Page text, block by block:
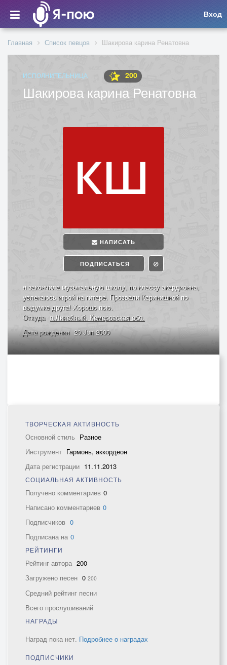
Вход
Главная Список певцов Шакирова карина Ренатовна
ИСПОЛНИТЕЛЬНИЦА 200
Шакирова карина Ренатовна
НАПИСАТЬ
ПОДПИСАТЬСЯ
я закончила музыкальную школу, по классу акардионна,
увлекаюсь игрой на гитаре. Прозвали Каринишной по
выдумке друга! Хорошо пою.
Откуда п.Линейный. Кемеровская обл.
Дата рождения 20 Jun 2000
ТВОРЧЕСКАЯ АКТИВНОСТЬ
Основной стиль Разное
Инструмент Гармонь, аккордеон
Дата регистрации 11.11.2013
СОЦИАЛЬНАЯ АКТИВНОСТЬ
Получено комментариев 0
Написано комментариев 0
Подписчиков 0
Подписана на 0
РЕЙТИНГИ
Рейтинг автора 200
Загружено песен 0 200
Средний рейтинг песни
Всего прослушиваний
НАГРАДЫ
Наград пока нет. Подробнее о наградах
ПОДПИСЧИКИ